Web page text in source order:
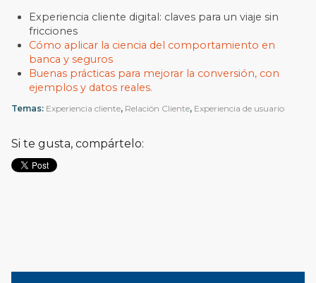
Experiencia cliente digital: claves para un viaje sin
fricciones
Cómo aplicar la ciencia del comportamiento en
banca y seguros
Buenas prácticas para mejorar la conversión, con
ejemplos y datos reales.
Temas: Experiencia cliente, Relación Cliente, Experiencia de usuario
Si te gusta, compártelo: